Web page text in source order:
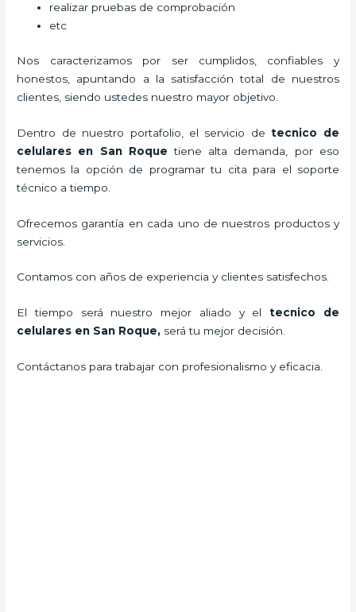
realizar pruebas de comprobación
etc
Nos caracterizamos por ser cumplidos, confiables y
honestos, apuntando a la satisfacción total de nuestros
clientes, siendo ustedes nuestro mayor objetivo.
Dentro de nuestro portafolio, el servicio detecnico de
celulares en San Roque tiene alta demanda, por eso
tenemos la opción de programar tu cita para el soporte
técnico a tiempo.
Ofrecemos garantía en cada uno de nuestros productos y
servicios.
Contamos con años de experiencia y clientes satisfechos.
El tiempo será nuestro mejor aliado y eltecnico de
celulares en San Roque, será tu mejor decisión.
Contáctanos para trabajar con profesionalismo y eficacia.